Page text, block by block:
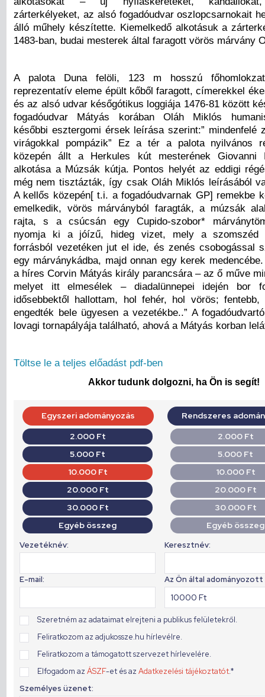
zárterkélyeket, az alsó fogadóudvar oszlopcsarnokait
álló műhely készítette. Kiemelkedő alkotásuk a
1483-ban, budai mesterek által faragott vörös márvány
A palota Duna felöli, 123 m hosszú főhomlokzat
reprezentatív eleme épült kőből faragott, címerekkel
és az alsó udvar későgótikus loggiája 1476-81 között
fogadóudvar Mátyás korában Oláh Miklós
későbbi esztergomi érsek leírása szerint:” mindenfelé
virágokkal pompázik” Ez a tér a palota nyilvános
közepén állt a Herkules kút mesterének Giovanni
alkotása a Múzsák kútja. Pontos helyét az eddigi
még nem tisztázták, így csak Oláh Miklós leírásából
A kellős közepén[ t.i. a fogadóudvarnak GP] remekbe
emelkedik, vörös márványból faragták, a múzsák
rajta, s a csúcsán egy Cupido-szobor*
nyomja ki a jóízű, hideg vizet, mely a szomszéd
forrásból vezetéken jut el ide, és zenés csobogással
egy márványkádba, majd onnan egy kerek
a híres Corvin Mátyás király parancsára – az ő műve
melyet itt elmesélek – diadalünnepei idején bor
idősebbektől hallottam, hol fehér, hol vörös;
engedték bele ügyesen a vezetékbe..” A
lovagi tornapályája található, ahová a Mátyás korban
Töltse le a teljes előadást pdf-ben
Akkor tudunk dolgozni, ha Ön is segít!